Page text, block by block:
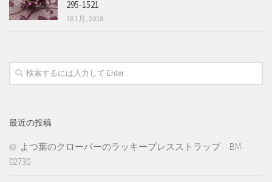
295-1521
18 1月, 2018
最近の投稿
よつ葉のクローバーのラッキーブレスストラップ BM-
02730